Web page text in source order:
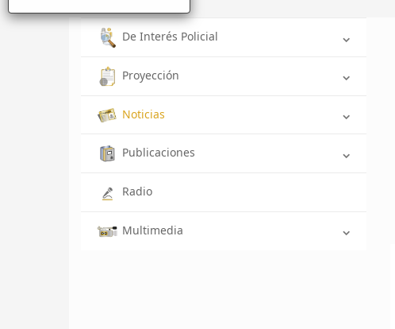
De Interés Policial
Proyección
Noticias
Publicaciones
Radio
Multimedia